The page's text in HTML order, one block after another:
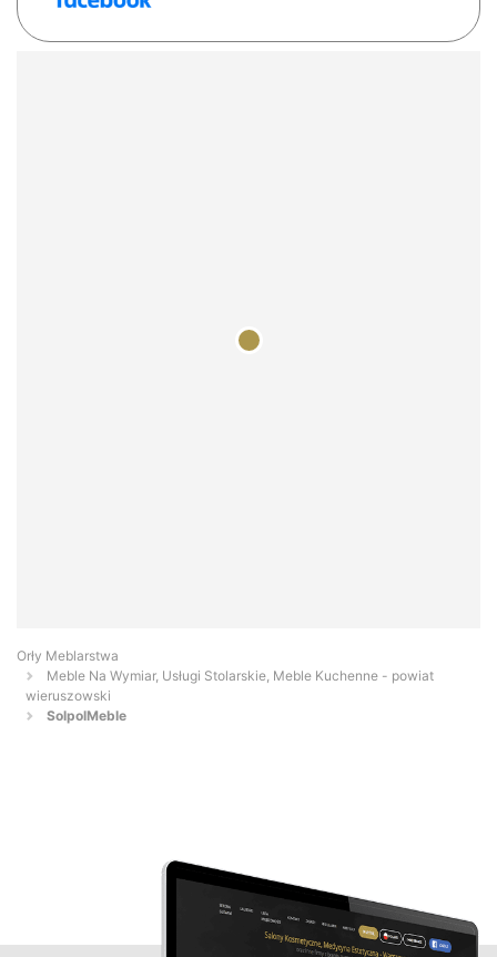
Orły Meblarstwa
Meble Na Wymiar, Usługi Stolarskie, Meble Kuchenne - powiat
wieruszowski
SolpolMeble